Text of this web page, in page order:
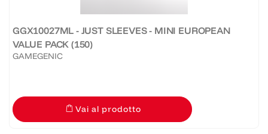
GGX10027ML - JUST SLEEVES - MINI EUROPEAN
VALUE PACK (150)
GAMEGENIC
Vai al prodotto